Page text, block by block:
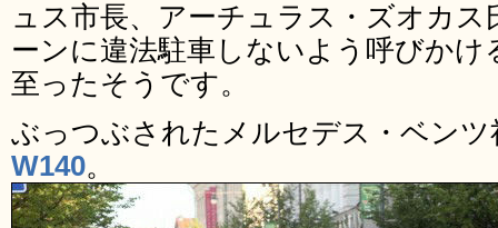
ュス市長、アーチュラス・ズオカス
ーンに違法駐車しないよう呼びかけ
至ったそうです。
ぶっつぶされたメルセデス・ベン
W140。